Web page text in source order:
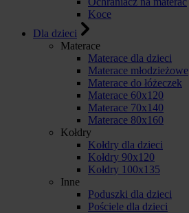
Koce
Dla dzieci
Materace
Materace dla dzieci
Materace młodzieżowe
Materace do łóżeczek
Materace 60x120
Materace 70x140
Materace 80x160
Kołdry
Kołdry dla dzieci
Kołdry 90x120
Kołdry 100x135
Inne
Poduszki dla dzieci
Pościele dla dzieci